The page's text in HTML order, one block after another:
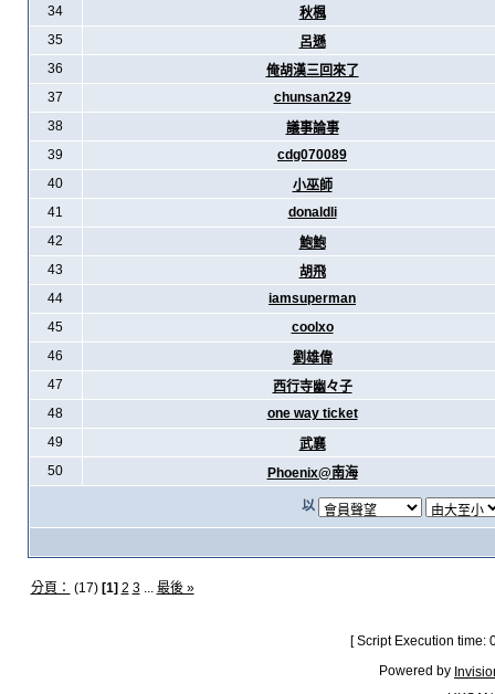
34
秋楓
35
呂遜
36
俺胡漢三回來了
37
chunsan229
38
議事論事
39
cdg070089
40
小巫師
41
donaldli
42
鮑鮑
43
胡飛
44
iamsuperman
45
coolxo
46
劉雄偉
47
西行寺幽々子
48
one way ticket
49
武襄
50
Phoenix@南海
以
分頁： (17) [1] 2 3... 最後 »
[ Script Execution
Powered by